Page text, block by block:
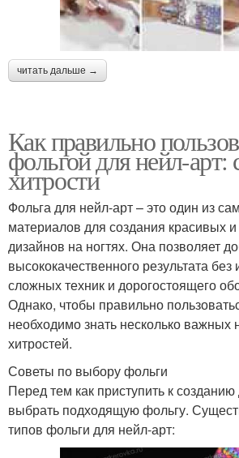
читать дальше →
Как правильно
фольгой для нейл-арт:
хитрости
Фольга для нейл-арт – это один из
материалов для создания красивых
дизайнов на ногтях. Она позволяет
высококачественного результата без
сложных техник и дорогостоящего
Однако, чтобы правильно
необходимо знать несколько важных
хитростей.
Советы по выбору фольги
Перед тем как приступить к
выбрать подходящую фольгу.
типов фольги для нейл-арт: